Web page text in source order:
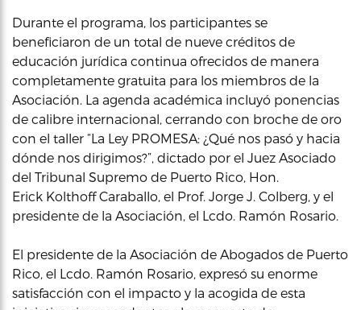
Durante el programa, los participantes se
beneficiaron de un total de nueve créditos de
educación jurídica continua ofrecidos de manera
completamente gratuita para los miembros de la
Asociación. La agenda académica incluyó ponencias
de calibre internacional, cerrando con broche de oro
con el taller “La Ley PROMESA: ¿Qué nos pasó y hacia
dónde nos dirigimos?”, dictado por el Juez Asociado
del Tribunal Supremo de Puerto Rico, Hon.
Erick Kolthoff Caraballo, el Prof. Jorge J. Colberg, y el
presidente de la Asociación, el Lcdo. Ramón Rosario.
El presidente de la Asociación de Abogados de Puerto
Rico, el Lcdo. Ramón Rosario, expresó su enorme
satisfacción con el impacto y la acogida de esta